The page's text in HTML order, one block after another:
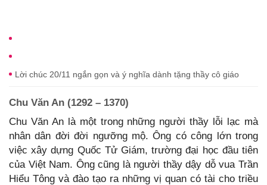
Lời chúc 20/11 ngắn gọn và ý nghĩa dành tặng thầy cô giáo
Chu Văn An (1292 – 1370)
Chu Văn An là một trong những người thầy lỗi lạc mà
nhân dân đời đời ngưỡng mộ. Ông có công lớn trong
việc xây dựng Quốc Tử Giám, trường đại học đầu tiên
của Việt Nam. Ông cũng là người thầy dậy dỗ vua Trần
Hiểu Tông và đào tạo ra những vị quan có tài cho triều